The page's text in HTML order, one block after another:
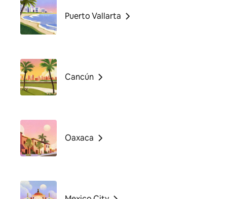
Puerto Vallarta
Cancún
Oaxaca